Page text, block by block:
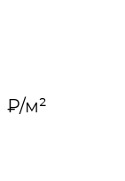
₽/м²